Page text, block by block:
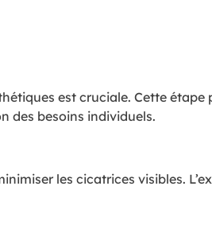
est cruciale. Cette
des besoins individuels.
les cicatrices visibles.